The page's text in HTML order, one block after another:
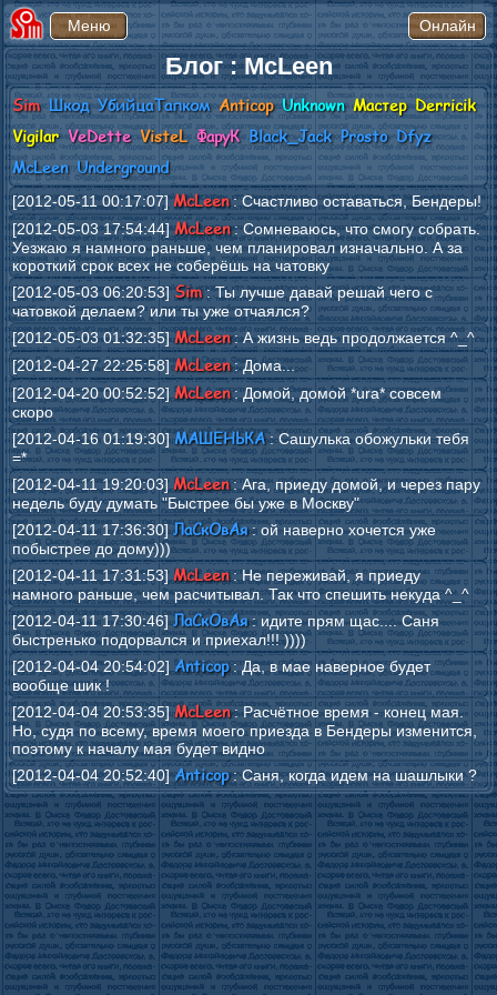
Блог : McLeen
Sim Шкод УбийцаТапком Anticop Unknown Мастер Derricik
Vigilar VeDette VisteL ФаруК Black_Jack Prosto Dfyz
McLeen Underground
[2012-05-11 00:17:07] McLeen: Счастливо оставаться, Бендеры!
[2012-05-03 17:54:44] McLeen: Сомневаюсь, что смогу собрать.
Уезжаю я намного раньше, чем планировал изначально. А за
короткий срок всех не соберёшь на чатовку
[2012-05-03 06:20:53] Sim: Ты лучше давай решай чего с
чатовкой делаем? или ты уже отчаялся?
[2012-05-03 01:32:35]McLeen: А жизнь ведь продолжается ^_^
[2012-04-27 22:25:58] McLeen: Дома...
[2012-04-20 00:52:52] McLeen: Домой, домой *ura* совсем
скоро
[2012-04-16 01:19:30] МАШЕНЬКА: Сашулька обожульки тебя
=*
[2012-04-11 19:20:03] McLeen: Ага, приеду домой, и через пару
недель буду думать "Быстрее бы уже в Москву"
[2012-04-11 17:36:30] ЛаСкОвАя: ой наверно хочется уже
побыстрее до дому)))
[2012-04-11 17:31:53] McLeen: Не переживай, я приеду
намного раньше, чем расчитывал. Так что спешить некуда ^_^
[2012-04-11 17:30:46] ЛаСкОвАя: идите прям щас.... Саня
быстренько подорвался и приехал!!! ))))
[2012-04-04 20:54:02] Anticop: Да, в мае наверное будет
вообще шик !
[2012-04-04 20:53:35] McLeen: Расчётное время - конец мая.
Но, судя по всему, время моего приезда в Бендеры изменится,
поэтому к началу мая будет видно
[2012-04-04 20:52:40] Anticop: Саня, когда идем на шашлыки ?